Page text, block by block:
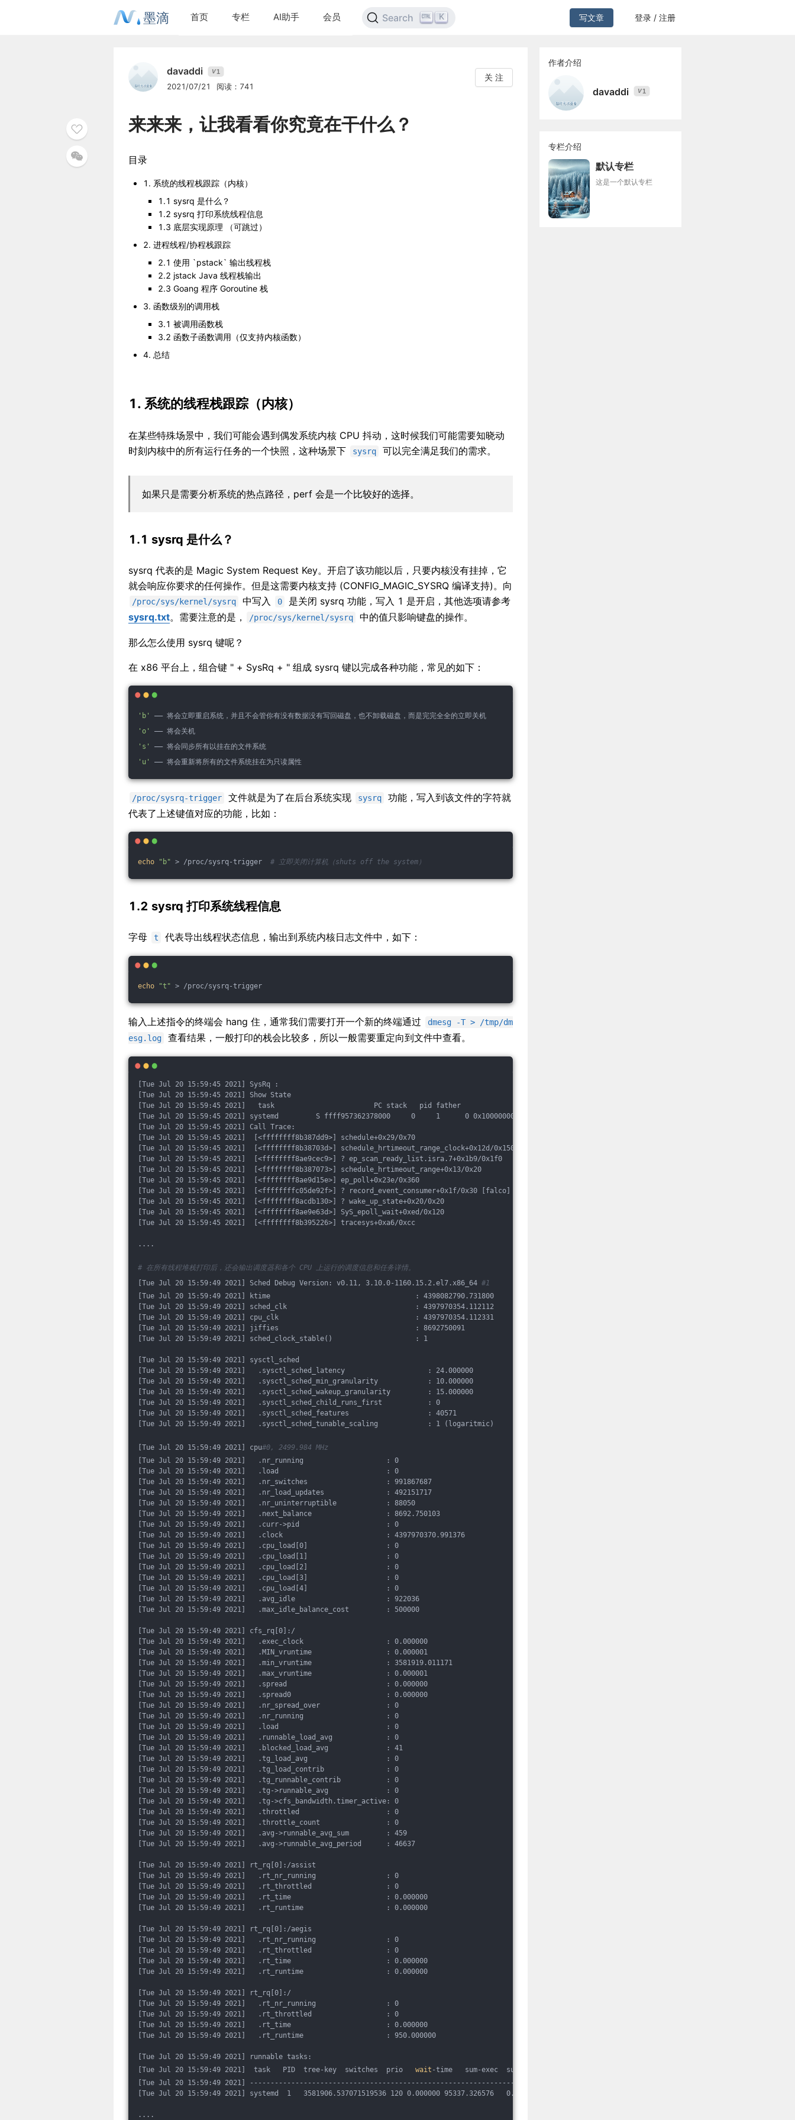
墨滴 首页 专栏 AI助手 会员 Search K 写文章 登录 / 注册
davaddi V1
2021/07/21 阅读：741
关 注
来来来，让我看看你究竟在干什么？
目录
1. 系统的线程栈跟踪（内核）
1.1 sysrq 是什么？
1.2 sysrq 打印系统线程信息
1.3 底层实现原理 （可跳过）
2. 进程线程/协程栈跟踪
2.1 使用 `pstack` 输出线程栈
2.2 jstack Java 线程栈输出
2.3 Goang 程序 Goroutine 栈
3. 函数级别的调用栈
3.1 被调用函数栈
3.2 函数子函数调用（仅支持内核函数）
4. 总结
1. 系统的线程栈跟踪（内核）
在某些特殊场景中，我们可能会遇到偶发系统内核 CPU 抖动，这时候我们可能需要知晓动
时刻内核中的所有运行任务的一个快照，这种场景下
sysrq 可以完全满足我们的需求。
如果只是需要分析系统的热点路径，perf 会是一个比较好的选择。
1.1 sysrq 是什么？
sysrq 代表的是 Magic System Request Key。开启了该功能以后，只要内核没有挂掉，它
就会响应你要求的任何操作。但是这需要内核支持 (CONFIG_MAGIC_SYSRQ 编译支持)。向
/proc/sys/kernel/sysrq 中写入 0
是关闭 sysrq 功能，写入 1 是开启，其他选项请参考
sysrq.txt。需要注意的是， /proc/sys/kernel/sysrq 中的值只影响键盘的操作。
那么怎么使用 sysrq 键呢？
在 x86 平台上，组合键 " + SysRq + " 组成 sysrq 键以完成各种功能，常见的如下：
'b'
—— 将会立即重启系统，并且不会管你有没有数据没有写回磁盘，也不卸载磁盘，而是完完全全的立即关机
'o'
—— 将会关机
's'
—— 将会同步所有以挂在的文件系统
'u'
—— 将会重新将所有的文件系统挂在为只读属性
/proc/sysrq-trigger 文件就是为了在后台系统实现 sysrq
功能，写入到该文件的字符就
代表了上述键值对应的功能，比如：
echo "b" > /proc/sysrq-trigger # 立即关闭计算机（shuts off the system）
1.2 sysrq 打印系统线程信息
字母 t 代表导出线程状态信息，输出到系统内核日志文件中，如下：
echo "t" > /proc/sysrq-trigger
输入上述指令的终端会 hang 住，通常我们需要打开一个新的终端通过
dmesg -T > /tmp/dm
esg.log
查看结果，一般打印的栈会比较多，所以一般需要重定向到文件中查看。
[Tue Jul 20 15:59:45 2021] SysRq :
[Tue Jul 20 15:59:45 2021] Show State
[Tue Jul 20 15:59:45 2021]   task                        PC stack   pid father
[Tue Jul 20 15:59:45 2021] systemd         S ffff957362378000     0     1      0 0x10000000
[Tue Jul 20 15:59:45 2021] Call Trace:
[Tue Jul 20 15:59:45 2021]  [<ffffffff8b387dd9>] schedule+0x29/0x70
[Tue Jul 20 15:59:45 2021]  [<ffffffff8b38703d>] schedule_hrtimeout_range_clock+0x12d/0x150
[Tue Jul 20 15:59:45 2021]  [<ffffffff8ae9cec9>] ? ep_scan_ready_list.isra.7+0x1b9/0x1f0
[Tue Jul 20 15:59:45 2021]  [<ffffffff8b387073>] schedule_hrtimeout_range+0x13/0x20
[Tue Jul 20 15:59:45 2021]  [<ffffffff8ae9d15e>] ep_poll+0x23e/0x360
[Tue Jul 20 15:59:45 2021]  [<ffffffffc05de92f>] ? record_event_consumer+0x1f/0x30 [falco]
[Tue Jul 20 15:59:45 2021]  [<ffffffff8acdb130>] ? wake_up_state+0x20/0x20
[Tue Jul 20 15:59:45 2021]  [<ffffffff8ae9e63d>] SyS_epoll_wait+0xed/0x120
[Tue Jul 20 15:59:45 2021]  [<ffffffff8b395226>] tracesys+0xa6/0xcc
....
# 在所有线程堆栈打印后，还会输出调度器和各个 CPU 上运行的调度信息和任务详情。
[Tue Jul 20 15:59:49 2021] Sched Debug Version: v0.11, 3.10.0-1160.15.2.el7.x86_64 #1
[Tue Jul 20 15:59:49 2021] ktime                                   : 4398082790.731800
[Tue Jul 20 15:59:49 2021] sched_clk                               : 4397970354.112112
[Tue Jul 20 15:59:49 2021] cpu_clk                                 : 4397970354.112331
[Tue Jul 20 15:59:49 2021] jiffies                                 : 8692750091
[Tue Jul 20 15:59:49 2021] sched_clock_stable()                    : 1
[Tue Jul 20 15:59:49 2021] sysctl_sched
[Tue Jul 20 15:59:49 2021]   .sysctl_sched_latency                    : 24.000000
[Tue Jul 20 15:59:49 2021]   .sysctl_sched_min_granularity            : 10.000000
[Tue Jul 20 15:59:49 2021]   .sysctl_sched_wakeup_granularity         : 15.000000
[Tue Jul 20 15:59:49 2021]   .sysctl_sched_child_runs_first           : 0
[Tue Jul 20 15:59:49 2021]   .sysctl_sched_features                   : 40571
[Tue Jul 20 15:59:49 2021]   .sysctl_sched_tunable_scaling            : 1 (logaritmic)
[Tue Jul 20 15:59:49 2021] cpu#0, 2499.984 MHz
[Tue Jul 20 15:59:49 2021]   .nr_running                    : 0
[Tue Jul 20 15:59:49 2021]   .load                          : 0
[Tue Jul 20 15:59:49 2021]   .nr_switches                   : 991867687
[Tue Jul 20 15:59:49 2021]   .nr_load_updates               : 492151717
[Tue Jul 20 15:59:49 2021]   .nr_uninterruptible            : 88050
[Tue Jul 20 15:59:49 2021]   .next_balance                  : 8692.750103
[Tue Jul 20 15:59:49 2021]   .curr->pid                     : 0
[Tue Jul 20 15:59:49 2021]   .clock                         : 4397970370.991376
[Tue Jul 20 15:59:49 2021]   .cpu_load[0]                   : 0
[Tue Jul 20 15:59:49 2021]   .cpu_load[1]                   : 0
[Tue Jul 20 15:59:49 2021]   .cpu_load[2]                   : 0
[Tue Jul 20 15:59:49 2021]   .cpu_load[3]                   : 0
[Tue Jul 20 15:59:49 2021]   .cpu_load[4]                   : 0
[Tue Jul 20 15:59:49 2021]   .avg_idle                      : 922036
[Tue Jul 20 15:59:49 2021]   .max_idle_balance_cost         : 500000
[Tue Jul 20 15:59:49 2021] cfs_rq[0]:/
[Tue Jul 20 15:59:49 2021]   .exec_clock                    : 0.000000
[Tue Jul 20 15:59:49 2021]   .MIN_vruntime                  : 0.000001
[Tue Jul 20 15:59:49 2021]   .min_vruntime                  : 3581919.011171
[Tue Jul 20 15:59:49 2021]   .max_vruntime                  : 0.000001
[Tue Jul 20 15:59:49 2021]   .spread                        : 0.000000
[Tue Jul 20 15:59:49 2021]   .spread0                       : 0.000000
[Tue Jul 20 15:59:49 2021]   .nr_spread_over                : 0
[Tue Jul 20 15:59:49 2021]   .nr_running                    : 0
[Tue Jul 20 15:59:49 2021]   .load                          : 0
[Tue Jul 20 15:59:49 2021]   .runnable_load_avg             : 0
[Tue Jul 20 15:59:49 2021]   .blocked_load_avg              : 41
[Tue Jul 20 15:59:49 2021]   .tg_load_avg                   : 0
[Tue Jul 20 15:59:49 2021]   .tg_load_contrib               : 0
[Tue Jul 20 15:59:49 2021]   .tg_runnable_contrib           : 0
[Tue Jul 20 15:59:49 2021]   .tg->runnable_avg              : 0
[Tue Jul 20 15:59:49 2021]   .tg->cfs_bandwidth.timer_active: 0
[Tue Jul 20 15:59:49 2021]   .throttled                     : 0
[Tue Jul 20 15:59:49 2021]   .throttle_count                : 0
[Tue Jul 20 15:59:49 2021]   .avg->runnable_avg_sum         : 459
[Tue Jul 20 15:59:49 2021]   .avg->runnable_avg_period      : 46637
[Tue Jul 20 15:59:49 2021] rt_rq[0]:/assist
[Tue Jul 20 15:59:49 2021]   .rt_nr_running                 : 0
[Tue Jul 20 15:59:49 2021]   .rt_throttled                  : 0
[Tue Jul 20 15:59:49 2021]   .rt_time                       : 0.000000
[Tue Jul 20 15:59:49 2021]   .rt_runtime                    : 0.000000
[Tue Jul 20 15:59:49 2021] rt_rq[0]:/aegis
[Tue Jul 20 15:59:49 2021]   .rt_nr_running                 : 0
[Tue Jul 20 15:59:49 2021]   .rt_throttled                  : 0
[Tue Jul 20 15:59:49 2021]   .rt_time                       : 0.000000
[Tue Jul 20 15:59:49 2021]   .rt_runtime                    : 0.000000
[Tue Jul 20 15:59:49 2021] rt_rq[0]:/
[Tue Jul 20 15:59:49 2021]   .rt_nr_running                 : 0
[Tue Jul 20 15:59:49 2021]   .rt_throttled                  : 0
[Tue Jul 20 15:59:49 2021]   .rt_time                       : 0.000000
[Tue Jul 20 15:59:49 2021]   .rt_runtime                    : 950.000000
[Tue Jul 20 15:59:49 2021] runnable tasks:
[Tue Jul 20 15:59:49 2021]  task   PID  tree-key  switches  prio wait -time   sum-exec  sum-sleep
[Tue Jul 20 15:59:49 2021] ---------------------------------------------------------------------------------
[Tue Jul 20 15:59:49 2021] systemd  1   3581906.537071519536 120 0.000000 95337.326576   0.000000 0 /
....
作者介绍
davaddi V1
专栏介绍
默认专栏
这是一个默认专栏